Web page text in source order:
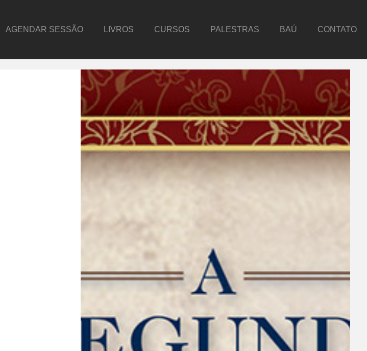
AGENDAR SESSÃO LIVROS CURSOS PALESTRAS BAÚ CONTATO